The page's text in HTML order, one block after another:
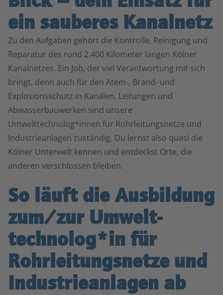
ein sauberes Kanalnetz
Zu den Aufgaben gehört die Kontrolle, Reinigung und
Reparatur des rund 2.400 Kilometer langen Kölner
Kanalnetzes. Ein Job, der viel Verantwortung mit sich
bringt, denn auch für den Atem-, Brand- und
Explosionsschutz in Kanälen, Leitungen und
Abwasserbauwerken sind unsere
Umwelttechnolog*innen für Rohrleitungsnetze und
Industrieanlagen zuständig. Du lernst also quasi die
Kölner Unterwelt kennen und entdeckst Orte, die
anderen verschlossen bleiben.
So läuft die Ausbildung
zum/zur Umwelt­
technolog*in für
Rohrleitungs­netze und
Industrie­anlagen ab